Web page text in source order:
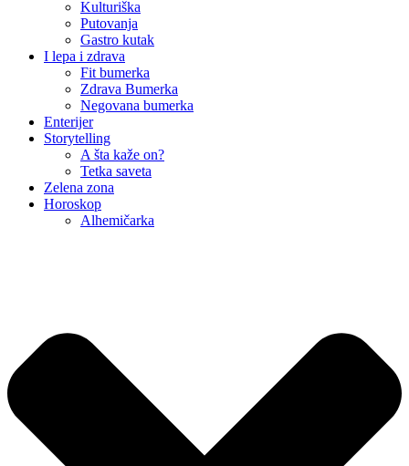
Kulturiška
Putovanja
Gastro kutak
I lepa i zdrava
Fit bumerka
Zdrava Bumerka
Negovana bumerka
Enterijer
Storytelling
A šta kaže on?
Tetka saveta
Zelena zona
Horoskop
Alhemičarka